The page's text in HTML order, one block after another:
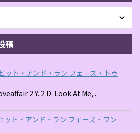
稿
ト・アンド・ラン フェーズ・トゥ
2 Y. 2 D. Look At Me,...
ト・アンド・ラン フェーズ・ワン